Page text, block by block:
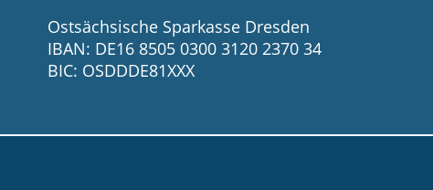
Ostsächsische Sparkasse Dresden
IBAN: DE16 8505 0300 3120 2370 34
BIC: OSDDDE81XXX